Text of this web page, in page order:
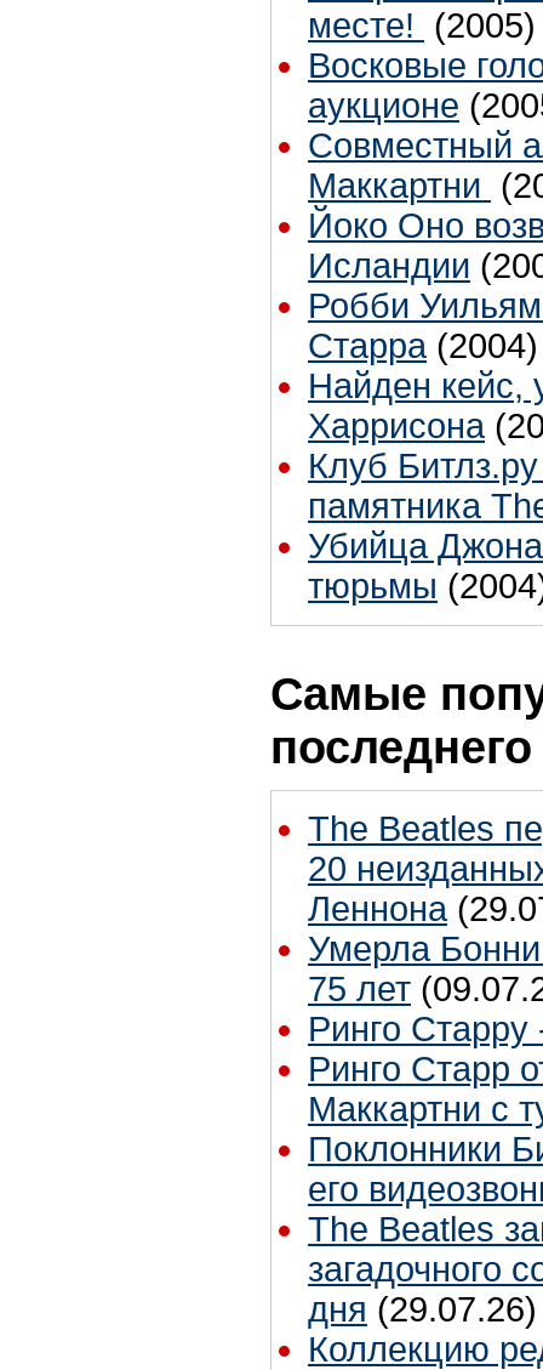
месте! (2005)
Восковые
аукционе
Совместный
Маккартни
Йоко Оно
Исландии
Робби
Старра (2004)
Найден кейс,
Харрисона
Клуб
памятника
Убийца
тюрьмы
Самые
The Beatles
20
Леннона
Умерла
75 лет
Ринго Старру
Ринго Старр
Маккартни с
Поклонники
его
The Beatles
загадочного
дня (29.07.26)
Коллекцию